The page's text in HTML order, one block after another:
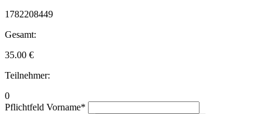
1782208449
Gesamt:
35.00 €
Teilnehmer:
0
Pflichtfeld Vorname*